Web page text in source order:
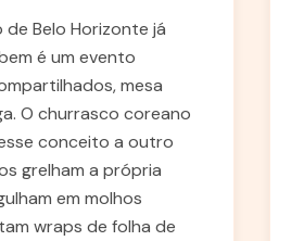
Belo Horizonte já
é um evento
mesa
O churrasco coreano
conceito a outro
grelham a própria
em molhos
wraps de folha de